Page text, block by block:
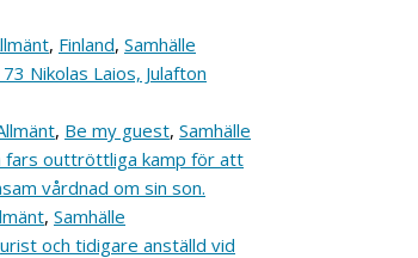
, Finland, Samhälle
Nikolas Laios, Julafton
, Be my guest, Samhälle
fars outtröttliga kamp för att
vårdnad om sin son.
, Samhälle
och tidigare anställd vid